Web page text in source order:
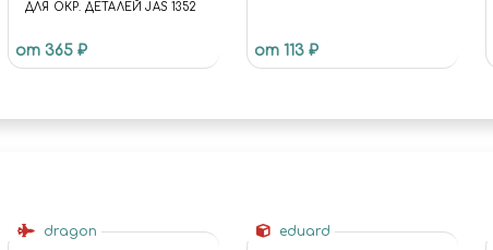
ДЛЯ ОКР. ДЕТАЛЕЙ JAS 1352
от 365 ₽ от 113 ₽
dragon eduard